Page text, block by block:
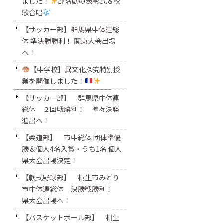
歌合唱
【サッカー部】群馬県中体連総
体 準決勝勝利！ 関東大会出場
へ！
【中学校】異文化探究特別授
業を開催しました！
【サッカー部】 群馬県中体連
総体 ２回戦勝利！ 準々決勝
進出へ！
【柔道部】 市中総体 団体準優
勝＆個人4名入賞・うち1名 個人
県大会出場決定！
【軟式野球部】 桐生市みどり
市中体連総体 決勝戦勝利！
県大会出場へ！
【バスケットボール部】 桐生